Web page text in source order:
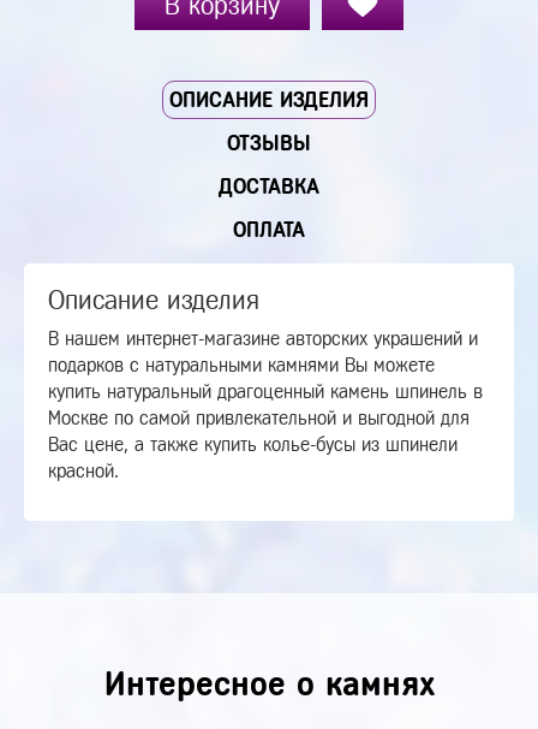
ОПИСАНИЕ ИЗДЕЛИЯ
ОТЗЫВЫ
ДОСТАВКА
ОПЛАТА
Описание изделия
В нашем интернет-магазине авторских украшений и
подарков с натуральными камнями Вы можете
купить натуральный драгоценный камень шпинель в
Москве по самой привлекательной и выгодной для
Вас цене, а также купить колье-бусы из шпинели
красной.
Интересное о камнях